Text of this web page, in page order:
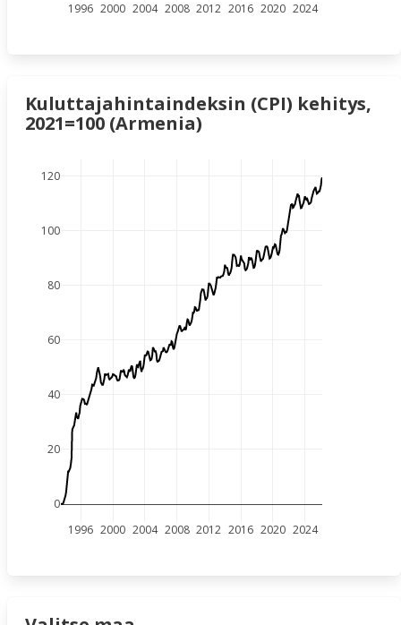
1996 2000 2004 2008 2012 2016 2020 2024
Kuluttajahintaindeksin (CPI) kehitys,
2021=100 (Armenia)
1996 2000 2004 2008 2012 2016 2020 2024
0
20
40
60
80
100
120